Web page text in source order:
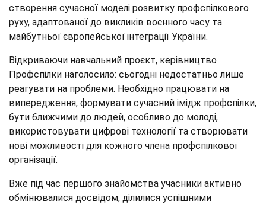
створення сучасної моделі розвитку профспілкового
руху, адаптованої до викликів воєнного часу та
майбутньої європейської інтеграції України.
Відкриваючи навчальний проєкт, керівництво
Профспілки наголосило: сьогодні недостатньо лише
реагувати на проблеми. Необхідно працювати на
випередження, формувати сучасний імідж профспілки,
бути ближчими до людей, особливо до молоді,
використовувати цифрові технології та створювати
нові можливості для кожного члена профспілкової
організації.
Вже під час першого знайомства учасники активно
обмінювалися досвідом, ділилися успішними